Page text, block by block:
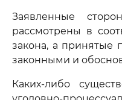
Заявленные
рассмотрены в
закона, а принятые
законными и
Каких-либо